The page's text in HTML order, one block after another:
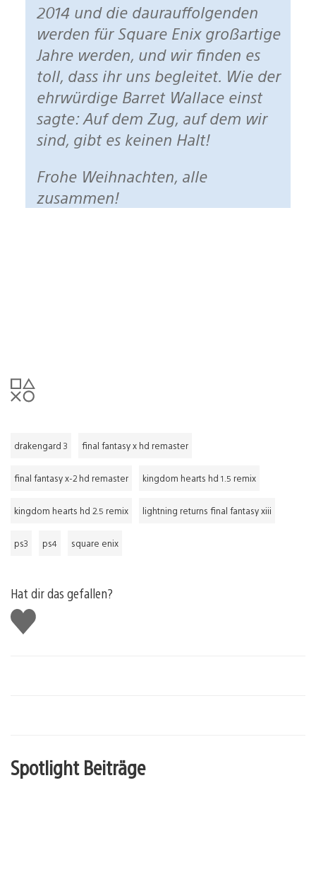
2014 und die daurauffolgenden
werden für Square Enix großartige
Jahre werden, und wir finden es
toll, dass ihr uns begleitet. Wie der
ehrwürdige Barret Wallace einst
sagte: Auf dem Zug, auf dem wir
sind, gibt es keinen Halt!
Frohe Weihnachten, alle
zusammen!
drakengard 3 final fantasy x hd remaster
final fantasy x-2 hd remaster kingdom hearts hd 1.5 remix
kingdom hearts hd 2.5 remix lightning returns final fantasy xiii
ps3 ps4 square enix
Hat dir das gefallen?
Gefällt
mir
Spotlight Beiträge